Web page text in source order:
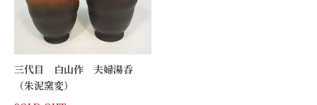
三代目 白山作 夫婦湯呑
（朱泥窯変）